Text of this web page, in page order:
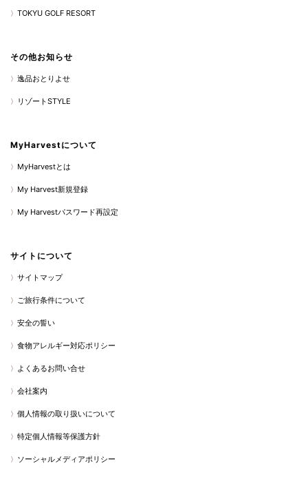
TOKYU GOLF RESORT
その他お知らせ
逸品おとりよせ
リゾートSTYLE
MyHarvestについて
MyHarvestとは
My Harvest新規登録
My Harvestパスワード再設定
サイトについて
サイトマップ
ご旅行条件について
安全の誓い
食物アレルギー対応ポリシー
よくあるお問い合せ
会社案内
個人情報の取り扱いについて
特定個人情報等保護方針
ソーシャルメディアポリシー